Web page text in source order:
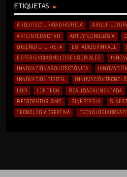
ETIQUETAS
ARQUITECTURABIOHÍBRIDA
ARTEINTERACTIVO
ARTEYTECNOLOGÍA
DISEÑOFUTURISTA
ESPACIOSVINTAGE
EXPERIENCIASMULTISENSORIALES
INNOVACIÓNARQUITECTÓNICA
INNOVACIÓNDIGITAL
LOFI
LOFITECH REALIDADAUMENTADA
RETROFUTURISMO
SINESTESIA
TECNOLOGIACREATIVA